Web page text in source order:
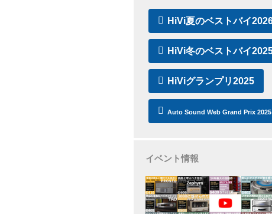
HiVi夏のベストバイ
HiVi冬のベストバイ
HiViグランプリ2025
Auto Sound Web Grand Prix 2025
イベント情報